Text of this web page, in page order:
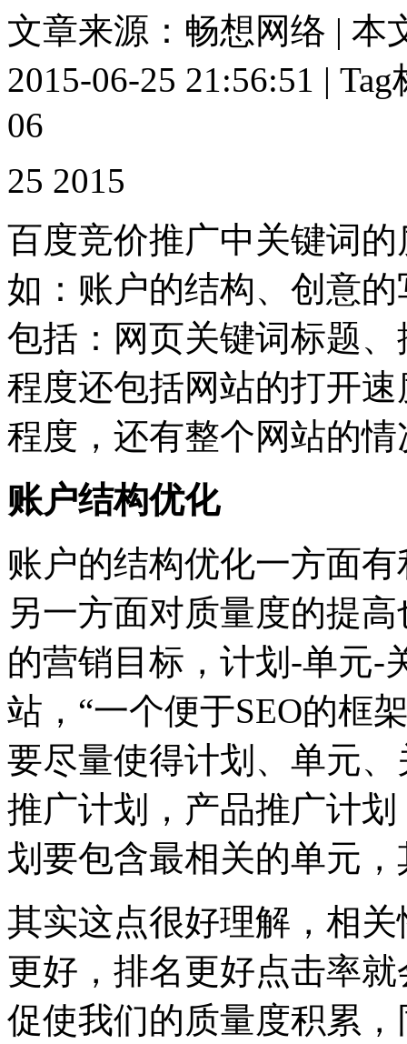
文章来源：畅想网络 | 本
2015-06-25 21:56:51 |
06
25 2015
百度竞价推广中关键词
如：账户的结构、创意
包括：网页关键词标题
程度还包括网站的打开
程度，还有整个网站的情
账户结构优化
账户的结构优化一方面
另一方面对质量度的提
的营销目标，计划-单元-
站，“一个便于SEO的框
要尽量使得计划、单元
推广计划，产品推广计
划要包含最相关的单元
其实这点很好理解，相
更好，排名更好点击率
促使我们的质量度积累